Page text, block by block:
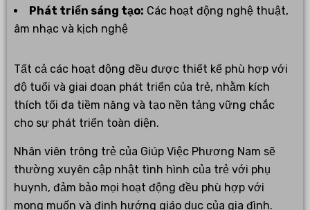
Phát triển sáng tạo: Các hoạt động nghệ thuật,
âm nhạc và kịch nghệ
Tất cả các hoạt động đều được thiết kế phù hợp với
độ tuổi và giai đoạn phát triển của trẻ, nhằm kích
thích tối đa tiềm năng và tạo nền tảng vững chắc
cho sự phát triển toàn diện.
Nhân viên trông trẻ của Giúp Việc Phương Nam sẽ
thường xuyên cập nhật tình hình của trẻ với phụ
huynh, đảm bảo mọi hoạt động đều phù hợp với
mong muốn và định hướng giáo dục của gia đình.